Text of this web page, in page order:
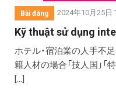
Bài đăng 2024年10月25日
Kỹ thuật sử dụng
ホテル・宿泊業の人手不
籍人材の場合「技人国」「
[…]